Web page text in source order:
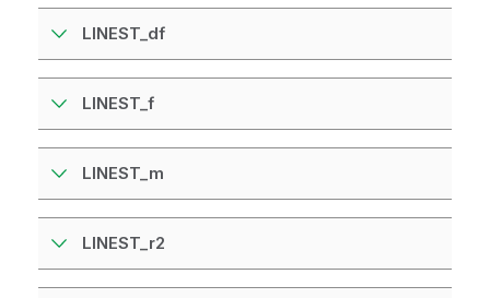
LINEST_df
LINEST_f
LINEST_m
LINEST_r2